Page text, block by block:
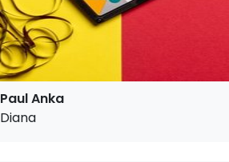
Paul Anka
Diana